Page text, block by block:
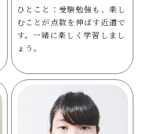
ひとこと：受験勉強も、楽し
むことが点数を伸ばす近道で
す。一緒に楽しく学習しまし
ょう。